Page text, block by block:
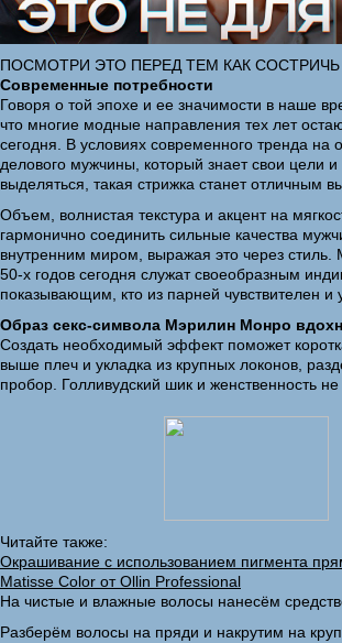
ПОСМОТРИ ЭТО ПЕРЕД ТЕМ КАК
Современные потребности
Говоря о той эпохе и ее значимости в наше
что многие модные направления тех лет
сегодня. В условиях современного тренда на
делового мужчины, который знает свои цели и
выделяться, такая стрижка станет отличным
Объем, волнистая текстура и акцент на
гармонично соединить сильные качества
внутренним миром, выражая это через стиль.
50-х годов сегодня служат своеобразным
показывающим, кто из парней чувствителен и
Образ секс-символа Мэрилин Монро
Создать необходимый эффект поможет
выше плеч и укладка из крупных локонов,
пробор. Голливудский шик и женственность не
Читайте также:
Окрашивание с использованием пигмента
Matisse Color от Ollin Professional
На чистые и влажные волосы нанесём
Разберём волосы на пряди и накрутим на